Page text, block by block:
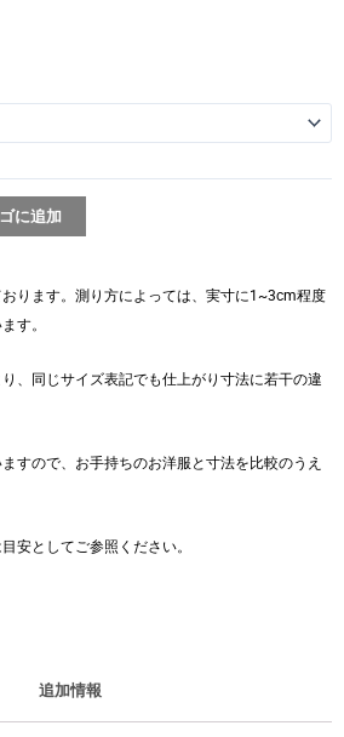
に追加
ります。測り方によっては、実寸に1~3cm程度
す。
、同じサイズ表記でも仕上がり寸法に若干の違
すので、お手持ちのお洋服と寸法を比較のうえ
安としてご参照ください。
追加情報